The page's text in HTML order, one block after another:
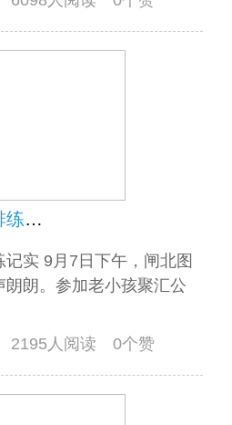
第二次语言类节目排练记实
实 9月7日下午，闸北图
朗。参加老小孩聚汇公
2195人阅读 0个赞